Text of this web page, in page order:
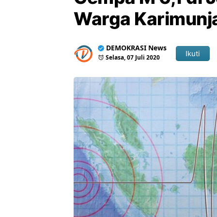
Warga
DEMOKRASI News
Selasa, 07 Juli 2020 Ikuti